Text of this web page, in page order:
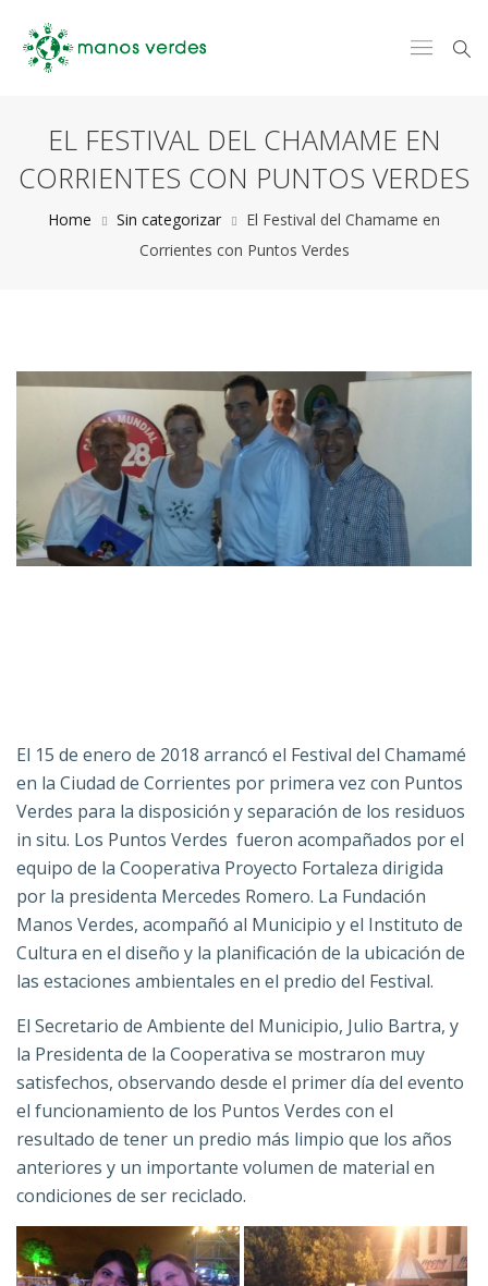
EL FESTIVAL DEL CHAMAME EN
CORRIENTES CON PUNTOS VERDES
Home Sin categorizar
El Festival del Chamame en
Corrientes con Puntos Verdes
El 15 de enero de 2018 arrancó el Festival del Chamamé
en la Ciudad de Corrientes por primera vez con Puntos
Verdes para la disposición y separación de los residuos
in situ. Los Puntos Verdes fueron acompañados por el
equipo de la Cooperativa Proyecto Fortaleza dirigida
por la presidenta Mercedes Romero. La Fundación
Manos Verdes, acompañó al Municipio y el Instituto de
Cultura en el diseño y la planificación de la ubicación de
las estaciones ambientales en el predio del Festival.
El Secretario de Ambiente del Municipio, Julio Bartra, y
la Presidenta de la Cooperativa se mostraron muy
satisfechos, observando desde el primer día del evento
el funcionamiento de los Puntos Verdes con el
resultado de tener un predio más limpio que los años
anteriores y un importante volumen de material en
condiciones de ser reciclado.